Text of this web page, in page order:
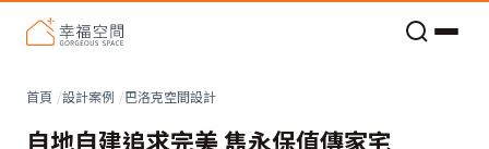
首頁 設計案例 巴洛克空間設計
自地自建追求完美 雋永保值傳家宅